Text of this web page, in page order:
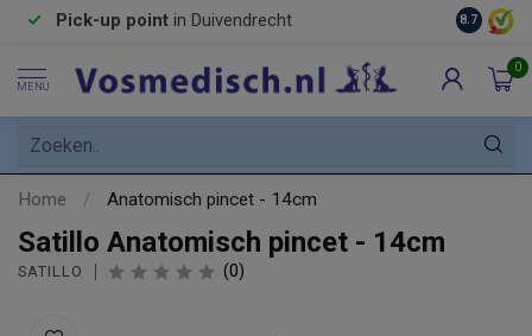
Pick-up point in Duivendrecht 8.7
MENU
0
Home / Anatomisch pincet - 14cm
Satillo Anatomisch pincet - 14cm
SATILLO (0)